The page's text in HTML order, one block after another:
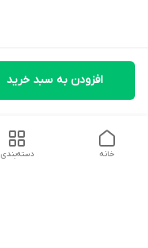
افزودن به سبد خرید
دسته‌بندی خانه